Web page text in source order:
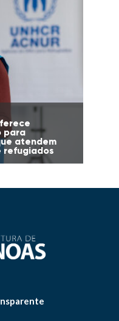
para
atendem
refugiados